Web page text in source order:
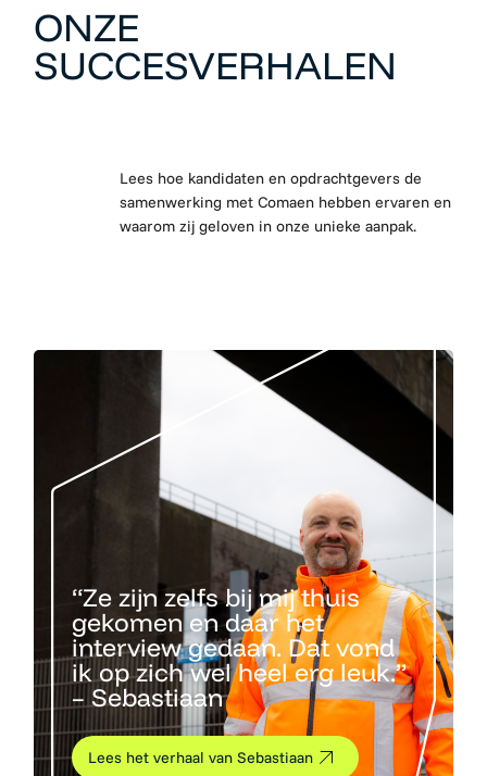
ONZE
SUCCESVERHALEN
Lees hoe kandidaten en opdrachtgevers de
samenwerking met Comaen hebben ervaren en
waarom zij geloven in onze unieke aanpak.
“Ze zijn zelfs bij mij thuis
gekomen en daar het
interview gedaan. Dat vond
ik op zich wel heel erg leuk.”
– Sebastiaan
Lees het verhaal van Sebastiaan